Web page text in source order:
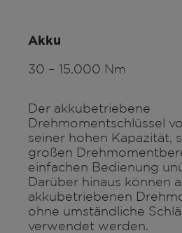
Akku
30 – 15.000 Nm
Der akkubetriebene
Drehmomentschlüssel
seiner hohen Kapazität,
großen
einfachen Bedienung
Darüber hinaus können
akkubetriebenen
ohne umständliche
verwendet werden.